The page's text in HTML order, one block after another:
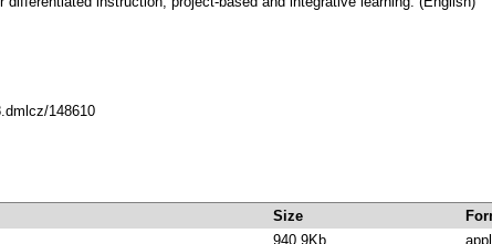
148610
Size
940.9Kb